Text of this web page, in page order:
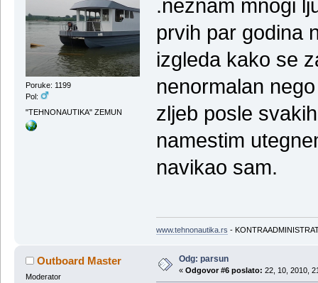
Poruke: 1199
Pol:
"TEHNONAUTIKA" ZEMUN
.neznam mnogi
prvih par godina
izgleda kako se
nenormalan
zljeb posle
namestim
navikao sam.
www.tehnonautika.rs -
Outboard Master
Moderator
Odg: parsun
« Odgovor #6 poslato: 22, 10, 2010,